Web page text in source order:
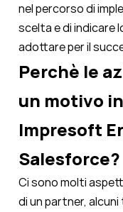
nel percorso di
scelta e di indicare
adottare per il
Perchè le
un motivo
Impresoft
Salesforce?
Ci sono molti
di un partner,